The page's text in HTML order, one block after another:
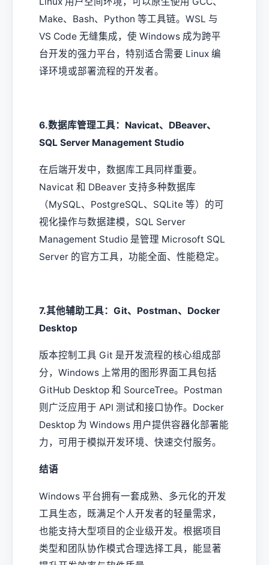
Make、Bash、Python 等工具链。WSL 与
VS Code 无缝集成，使 Windows 成为跨平
台开发的强力平台，特别适合需要 Linux 编
译环境或部署流程的开发者。
6.数据库管理工具：Navicat、DBeaver、
SQL Server Management Studio
在后端开发中，数据库工具同样重要。
Navicat 和 DBeaver 支持多种数据库
（MySQL、PostgreSQL、SQLite 等）的可
视化操作与数据建模，SQL Server
Management Studio 是管理 Microsoft SQL
Server 的官方工具，功能全面、性能稳定。
7.其他辅助工具：Git、Postman、Docker
Desktop
版本控制工具 Git 是开发流程的核心组成部
分，Windows 上常用的图形界面工具包括
GitHub Desktop 和 SourceTree。Postman
则广泛应用于 API 测试和接口协作。Docker
Desktop 为 Windows 用户提供容器化部署能
力，可用于模拟开发环境、快速交付服务。
结语
Windows 平台拥有一套成熟、多元化的开发
工具生态，既满足个人开发者的轻量需求，
也能支持大型项目的企业级开发。根据项目
类型和团队协作模式合理选择工具，能显著